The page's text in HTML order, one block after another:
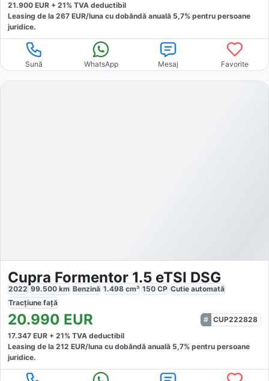
21.900 EUR + 21% TVA deductibil
Leasing de la 267 EUR/luna cu dobăndă anuală 5,7% pentru persoane
juridice.
Sună WhatsApp Mesaj Favorite
Cupra Formentor 1.5 eTSI DSG
2022 99.500 km Benzină 1.498 cm³ 150 CP Cutie automată
Tracțiune față
20.990 EUR
CUP222828
17.347 EUR + 21% TVA deductibil
Leasing de la 212 EUR/luna cu dobăndă anuală 5,7% pentru persoane
juridice.